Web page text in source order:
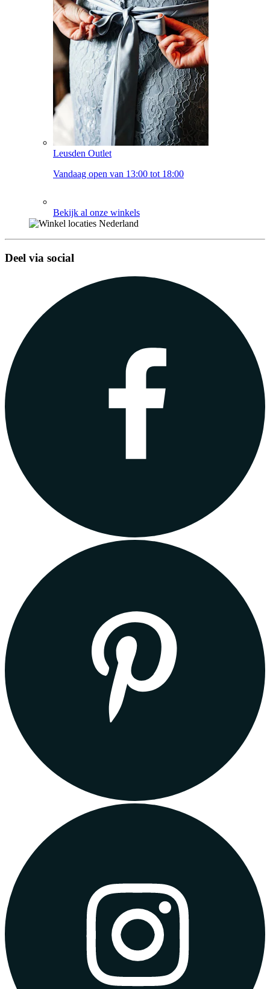
Leusden Outlet
Vandaag open van 13:00 tot 18:00
Bekijk al onze winkels
Deel via social